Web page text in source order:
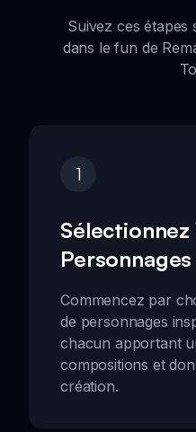
Suivez ces
dans le fun de
1
Sélectionnez
Personnages
Commencez par
de personnages
chacun apportant
compositions et
création.